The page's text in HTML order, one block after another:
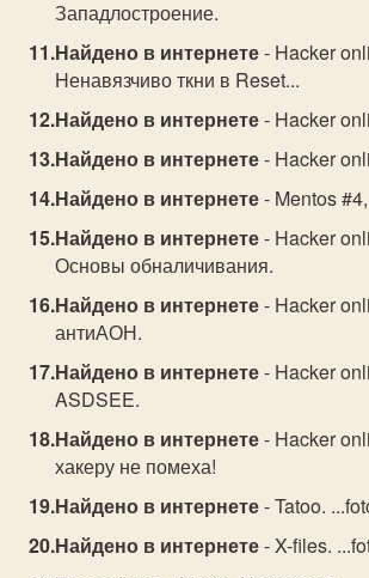
Западлостроение.
Найдено в интернете- Hacker
Hенавязчиво ткни в Reset...
Найдено в интернете- Hacker
Найдено в интернете- Hacker
Найдено в интернете- Mentos
Найдено в интернете- Hacker
Основы обналичивания.
Найдено в интернете- Hacker
антиАОН.
Найдено в интернете- Hacker
ASDSEE.
Найдено в интернете- Hacker
хакеру не помеха!
Найдено в интернете- Tatoo.
Найдено в интернете- X-files.